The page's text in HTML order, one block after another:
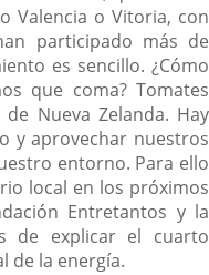
Valencia o Vitoria, con
participado más de
es sencillo. ¿Cómo
que coma? Tomates
Nueva Zelanda. Hay
y aprovechar nuestros
entorno. Para ello
local en los próximos
Entretantos y la
de explicar el cuarto
de la energía.